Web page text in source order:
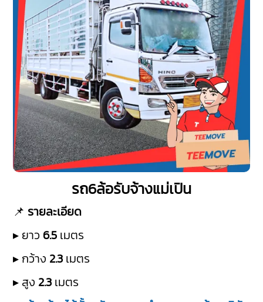
รถ6ล้อรับจ้างแม่เปิน
📌 รายละเอียด
▸ ยาว 6.5 เมตร
▸ กว้าง 2.3 เมตร
▸ สูง 2.3 เมตร